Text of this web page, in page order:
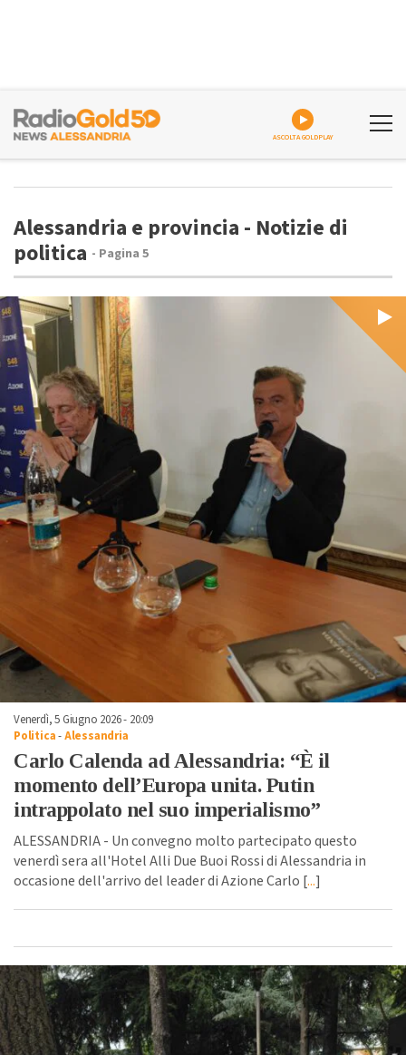
Alessandria e provincia - Notizie di
politica - Pagina 5
Venerdì, 5 Giugno 2026 - 20:09
Politica-Alessandria
Carlo Calenda ad Alessandria: “È il
momento dell’Europa unita. Putin
intrappolato nel suo imperialismo”
ALESSANDRIA - Un convegno molto partecipato questo
venerdì sera all'Hotel Alli Due Buoi Rossi di Alessandria in
occasione dell'arrivo del leader di Azione Carlo [...]